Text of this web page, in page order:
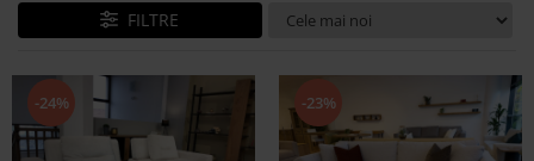
Scaune Bar
Bancheta Dining
Fotolii si Demifotolii
FILTRE
-24% -23%